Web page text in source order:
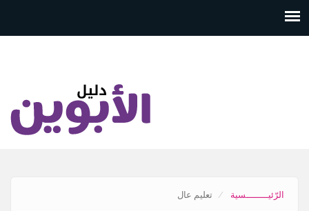
إلى
الرّئيــــــــسية تعليم عال